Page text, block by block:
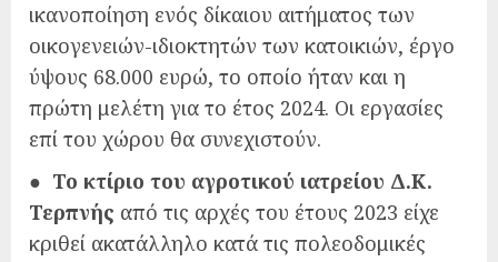
ικανοποίηση ενός δίκαιου αιτήματος των
οικογενειών-ιδιοκτητών των κατοικιών, έργο
ύψους 68.000 ευρώ, το οποίο ήταν και η
πρώτη μελέτη για το έτος 2024. Οι εργασίες
επί του χώρου θα συνεχιστούν.
● Το κτίριο του αγροτικού ιατρείου Δ.Κ.
Τερπνής από τις αρχές του έτους 2023 είχε
κριθεί ακατάλληλο κατά τις πολεοδομικές